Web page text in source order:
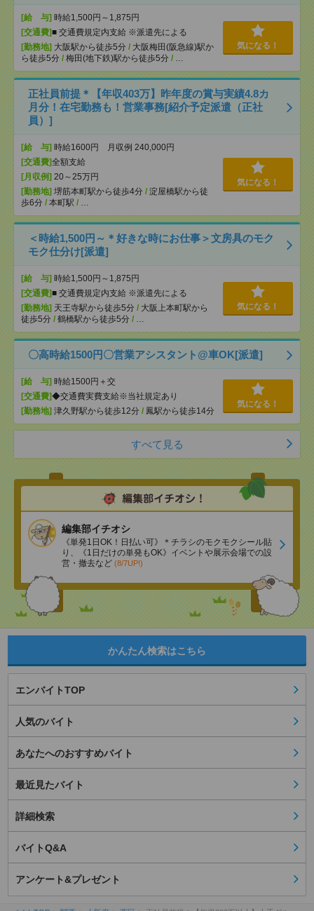
[給 与] 時給1,500円～1,875円
[交通費]■ 交通費規定内支給 ※派遣先による
[勤務地] 大阪駅から徒歩5分 / 大阪梅田(阪急線)駅か
ら徒歩5分 / 梅田(地下鉄)駅から徒歩5分 / …
気になる！
正社員前提＊【年収403万】昨年度の賞与実績4.8カ
月分！在宅勤務も！営業事務[紹介予定派遣（正社
員）]
[給 与] 時給1600円 月収例 240,000円
[交通費]全額支給
[月収例] 20～25万円
[勤務地] 堺筋本町駅から徒歩4分 / 淀屋橋駅から徒
歩6分 / 本町駅 / …
気になる！
＜時給1,500円～＊好きな時にお仕事＞文房具のモク
モク仕分け[派遣]
[給 与] 時給1,500円～1,875円
[交通費]■ 交通費規定内支給 ※派遣先による
[勤務地] 天王寺駅から徒歩5分 / 大阪上本町駅から
徒歩5分 / 鶴橋駅から徒歩5分 / …
気になる！
〇高時給1500円〇営業アシスタント@車OK[派遣]
[給 与] 時給1500円＋交
[交通費]◆交通費実費支給※当社規定あり
[勤務地] 津久野駅から徒歩12分 / 鳳駅から徒歩14分
気になる！
すべて見る
編集部イチオシ
《単発1日OK！日払い可》＊チラシのモクモクシール貼
り、《1日だけの単発もOK》イベントや展示会場での設
営・撤去など (8/7UP!)
かんたん検索はこちら
エンバイトTOP
人気のバイト
あなたへのおすすめバイト
最近見たバイト
詳細検索
バイトQ&A
アンケート&プレゼント